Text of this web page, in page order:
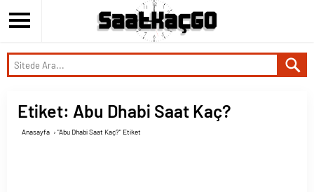
Etiket: Abu Dhabi Saat Kaç?
Anasayfa › "Abu Dhabi Saat Kaç?" Etiket